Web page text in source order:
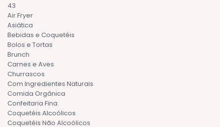
43
Air Fryer
Asiática
Bebidas e Coquetéis
Bolos e Tortas
Brunch
Carnes e Aves
Churrascos
Com Ingredientes Naturais
Comida Orgânica
Confeitaria Fina
Coquetéis Alcoólicos
Coquetéis Não Alcoólicos